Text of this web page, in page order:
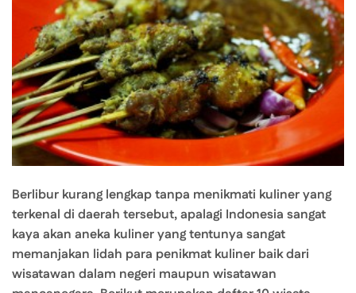
Berlibur kurang lengkap tanpa menikmati kuliner yang
terkenal di daerah tersebut, apalagi Indonesia sangat
kaya akan aneka kuliner yang tentunya sangat
memanjakan lidah para penikmat kuliner baik dari
wisatawan dalam negeri maupun wisatawan